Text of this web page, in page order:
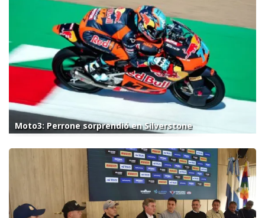
Moto3: Perrone sorprendió en Silverstone